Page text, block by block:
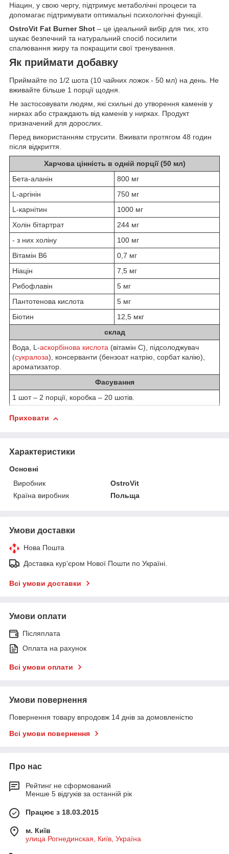
Ніацин, у свою чергу, підтримує метаболічні процеси та
допомагає підтримувати оптимальні психологічні функції.
OstroVit Fat Burner Shot – це ідеальний вибір для тих, хто
шукає безпечний та натуральний спосіб посилити
спалювання жиру та покращити свої тренування.
Як приймати добавку
Приймайте по 1/2 шота (10 чайних ложок - 50 мл) на день. Не
вживайте більше 1 порції щодня.
Не застосовувати людям, які схильні до утворення каменів у
нирках або страждають від каменів у нирках. Продукт
призначений для дорослих.
Перед використанням струсити. Вживати протягом 48 годин
після відкриття.
Харчова цінність в одній порції (50 мл)
Бета-аланін
800 мг
L-аргінін
750 мг
L-карнітин
1000 мг
Холін бітартрат
244 мг
- з них холіну
100 мг
Вітамін B6
0,7 мг
Ніацін
7,5 мг
Рибофлавін
5 мг
Пантотенова кислота
5 мг
Біотин
12,5 мкг
склад
Вода, L-аскорбінова кислота (вітамін С), підсолоджувач
(сукралоза), консерванти (бензоат натрію, сорбат калію),
ароматизатор.
Фасування
1 шот – 2 порції, коробка – 20 шотів.
Приховати
Характеристики
Основні
Виробник
OstroVit
Країна виробник
Польща
Умови доставки
Нова Пошта
Доставка кур'єром Нової Пошти по Україні.
Всі умови доставки
Умови оплати
Післяплата
Оплата на рахунок
Всі умови оплати
Умови повернення
Повернення товару впродовж 14 днів за домовленістю
Всі умови повернення
Про нас
Рейтинг не сформований
Менше 5 відгуків за останній рік
Працює з 18.03.2015
м. Київ
улица Рогнединская, Київ, Україна